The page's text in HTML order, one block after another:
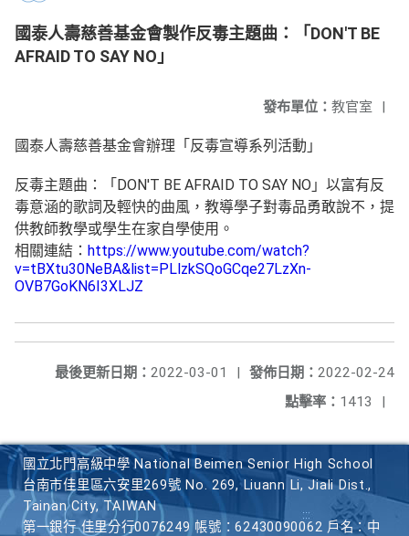
國泰人壽慈善基金會製作反毒主題曲：「DON'T BE
AFRAID TO SAY NO」
發布單位： 教官室 |
國泰人壽慈善基金會辦理「反毒宣導系列活動」
反毒主題曲：「DON'T BE AFRAID TO SAY NO」以富有反
毒意涵的歌詞及輕快的曲風，教導學子對毒品勇敢說不，提
供教師教學或學生在家自學使用。
相關連結： https://www.youtube.com/watch?
v=tBXtu30NeBA&list=PLlzkSQoGCqe27LzXn-
OVB7GoKN6I3XLJZ
發佈日期： 2022-02-24
最後更新日期： 2022-03-01
|
點擊率： 1413 |
國立北門高級中學 National Beimen Senior High School
台南市佳里區六安里269號 No. 269, Liuann Li, Jiali Dist.,
Tainan City, TAIWAN
第一銀行 佳里分行0076249 帳號：62430090062 戶名：中